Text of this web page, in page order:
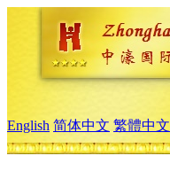
English 简体中文 繁體中文